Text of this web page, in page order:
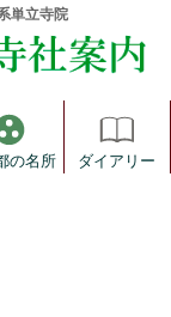
単立寺院
の名所 ダイアリー